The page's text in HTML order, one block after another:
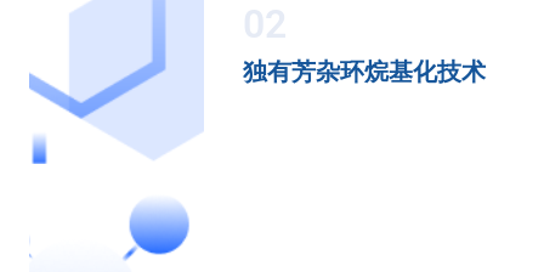
02
独有芳杂环烷基化技术